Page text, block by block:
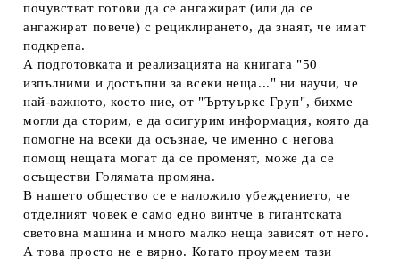
почувстват готови да се ангажират (или да се
ангажират повече) с рециклирането, да знаят, че имат
подкрепа.
А подготовката и реализацията на книгата "50
изпълними и достъпни за всеки неща..." ни научи, че
най-важното, което ние, от "Ъртуъркс Груп", бихме
могли да сторим, е да осигурим информация, която да
помогне на всеки да осъзнае, че именно с негова
помощ нещата могат да се променят, може да се
осъществи Голямата промяна.
В нашето общество се е наложило убеждението, че
отделният човек е само едно винтче в гигантската
световна машина и много малко неща зависят от него.
А това просто не е вярно. Когато проумеем тази